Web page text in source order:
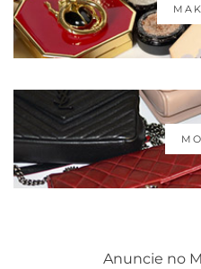
Anuncie no